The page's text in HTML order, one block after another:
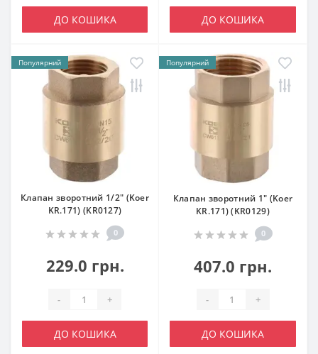
ДО КОШИКА ДО КОШИКА
Популярний
Клапан зворотний 1/2" (Koer
KR.171) (KR0127)
0
229.0 грн.
- +
ДО КОШИКА
Популярний
Клапан зворотний 1" (Koer
KR.171) (KR0129)
0
407.0 грн.
- +
ДО КОШИКА